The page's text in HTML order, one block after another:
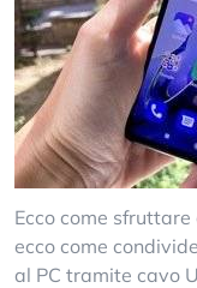
Ecco come
ecco come
al PC tramite cavo